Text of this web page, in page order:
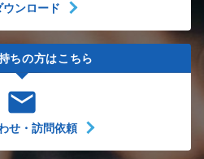
ウンロード
ちの方はこちら
email
せ・訪問依頼